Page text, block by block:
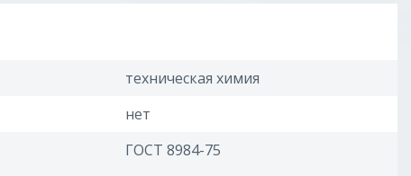
техническая химия
нет
ГОСТ 8984-75